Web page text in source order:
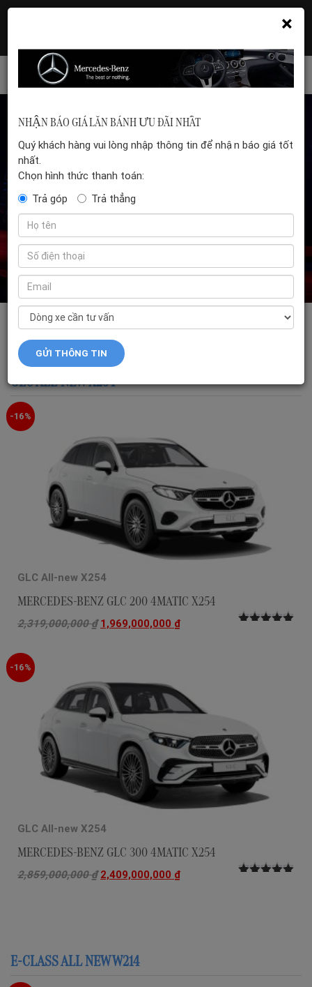
Hotline: 035 399 5555 Đặt hẹn xem xe
CÁC DÒNG XE MERCEDES-BENZ
GLC ALL-NEW X254
-16%
GLC All-new X254
MERCEDES-BENZ GLC 200 4MATIC X254
2,319,000,000₫ 1,969,000,000 ₫
-16%
GLC All-new X254
MERCEDES-BENZ GLC 300 4MATIC X254
2,859,000,000₫ 2,409,000,000 ₫
E-CLASS ALL NEW W214
×
NHẬN BÁO GIÁ LĂN BÁNH ƯU ĐÃI NHẤT
Quý khách hàng vui lòng nhập thông tin để nhận báo giá tốt
nhất.
Chọn hình thức thanh toán:
Trả góp
Trả thẳng